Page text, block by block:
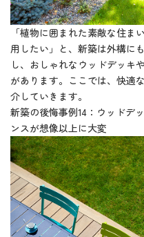
「植物に囲まれた素敵な住
用したい」と、新築は外構に
し、おしゃれなウッドデッキ
があります。ここでは、快適
介していきます。
新築の後悔事例14：ウッドデ
ンスが想像以上に大変